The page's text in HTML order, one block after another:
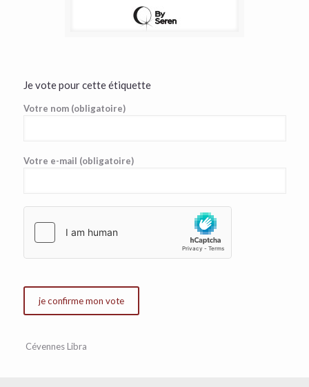
Je vote pour cette étiquette
Votre nom (obligatoire)
Votre e-mail (obligatoire)
Cévennes Libra